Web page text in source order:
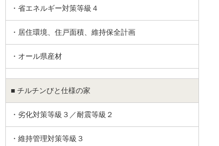
・省エネルギー対策等級４
・居住環境、住戸面積、維持保全計画
・オール県産材
■ チルチンびと仕様の家
・劣化対策等級３／耐震等級２
・維持管理対策等級３